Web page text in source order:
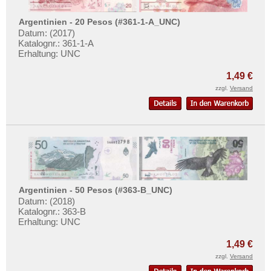
Saudi Arabien
Singapur
Sri Lanka
Straits Settlements
Taiwan
Thailand
Timor
Turkmenistan
Usbekistan
Argentinien - 20 Pesos (#361-1-A_UNC)
Datum: (2017)
Katalognr.: 361-1-A
Erhaltung: UNC
1,49 €
zzgl. Versand
Argentinien - 50 Pesos (#363-B_UNC)
Datum: (2018)
Katalognr.: 363-B
Erhaltung: UNC
1,49 €
zzgl. Versand